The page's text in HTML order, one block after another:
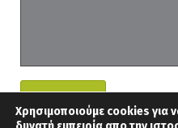
Χρησιμοποιούμε cookies για